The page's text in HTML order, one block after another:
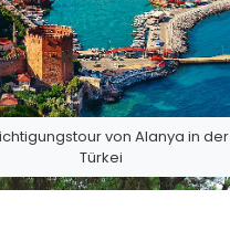
von Alanya in der
Türkei